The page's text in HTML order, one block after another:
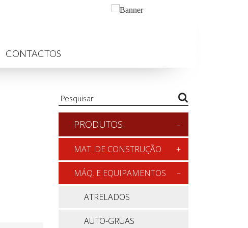
CONTACTOS
PRODUTOS
MAT. DE CONSTRUÇÃO
MÁQ. E EQUIPAMENTOS
ATRELADOS
AUTO-GRUAS